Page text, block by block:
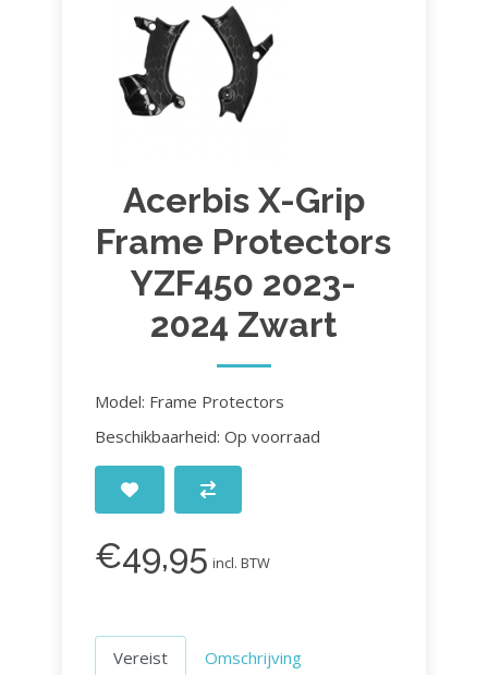
Acerbis X-Grip
Frame Protectors
YZF450 2023-
2024 Zwart
Model: Frame Protectors
Beschikbaarheid: Op voorraad
€49,95 incl. BTW
Vereist Omschrijving